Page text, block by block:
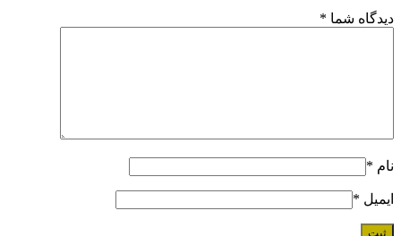
دیدگاه شما *
نام *
ایمیل *